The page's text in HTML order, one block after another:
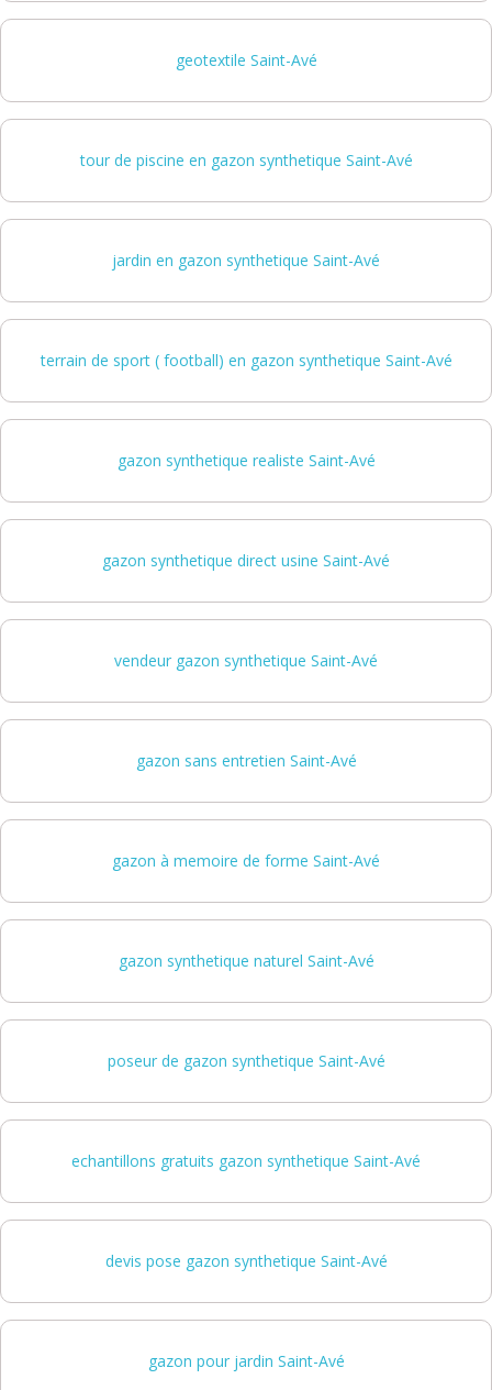
geotextile Saint-Avé
tour de piscine en gazon synthetique Saint-Avé
jardin en gazon synthetique Saint-Avé
terrain de sport ( football) en gazon synthetique Saint-Avé
gazon synthetique realiste Saint-Avé
gazon synthetique direct usine Saint-Avé
vendeur gazon synthetique Saint-Avé
gazon sans entretien Saint-Avé
gazon à memoire de forme Saint-Avé
gazon synthetique naturel Saint-Avé
poseur de gazon synthetique Saint-Avé
echantillons gratuits gazon synthetique Saint-Avé
devis pose gazon synthetique Saint-Avé
gazon pour jardin Saint-Avé